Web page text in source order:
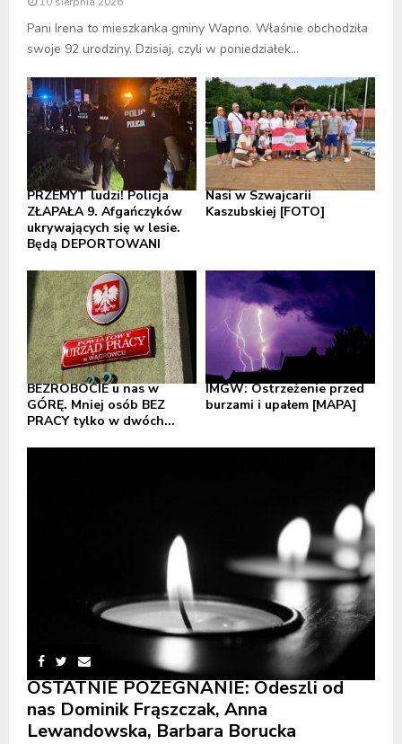
Pani Irena to mieszkanka gminy Wapno. Właśnie obchodziła
swoje 92 urodziny. Dzisiaj, czyli w poniedziałek...
PRZEMYT ludzi! Policja
ZŁAPAŁA 9. Afgańczyków
ukrywających się w lesie.
Będą DEPORTOWANI
Nasi w Szwajcarii
Kaszubskiej [FOTO]
BEZROBOCIE u nas w
GÓRĘ. Mniej osób BEZ
PRACY tylko w dwóch...
IMGW: Ostrzeżenie przed
burzami i upałem [MAPA]
OSTATNIE POŻEGNANIE: Odeszli od
nas Dominik Frąszczak, Anna
Lewandowska, Barbara Borucka